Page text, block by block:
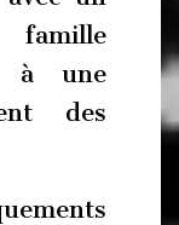
à une
des